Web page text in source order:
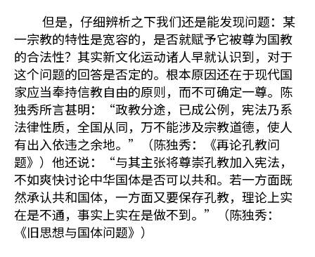
但是，仔细辨析之下我们还是能发现问题：某
一宗教的特性是宽容的，是否就赋予它被尊为国教
的合法性？其实新文化运动诸人早就认识到，对于
这个问题的回答是否定的。根本原因还在于现代国
家应当奉持信教自由的原则，而不可确定一尊。陈
独秀所言甚明：“政教分途，已成公例，宪法乃系
法律性质，全国从同，万不能涉及宗教道德，使人
有出入依违之余地。”（陈独秀：《再论孔教问
题》）他还说：“与其主张将尊崇孔教加入宪法，
不如爽快讨论中华国体是否可以共和。若一方面既
然承认共和国体，一方面又要保存孔教，理论上实
在是不通，事实上实在是做不到。”（陈独秀：
《旧思想与国体问题》）